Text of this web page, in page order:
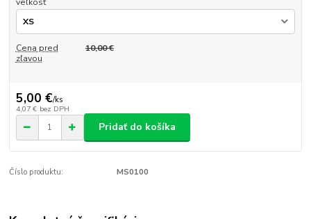
Cena pred
zľavou
10,00 €
5,00 €/ks
4,07 € bez DPH
Pridať do košíka
Číslo produktu: MS0100